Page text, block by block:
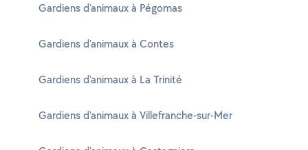
Gardiens d'animaux à Pégomas
Gardiens d'animaux à Contes
Gardiens d'animaux à La Trinité
Gardiens d'animaux à Villefranche-sur-Mer